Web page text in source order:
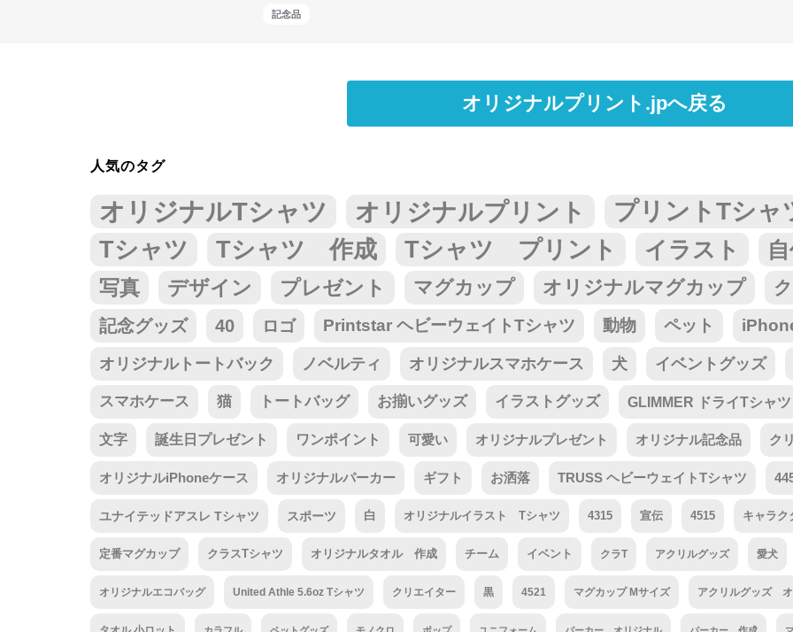
記念品
オリジナルプリント.jpへ戻る
人気のタグ
オリジナルTシャツ オリジナルプリント
プリントTシャ
Tシャツ
Tシャツ 作成 Tシャツ プリント イラスト
写真 デザイン プレゼント マグカップ オリジナルマグカップ
記念グッズ 40 ロゴ Printstar ヘビーウェイトTシャツ 動物 ペット
オリジナルトートバック ノベルティ オリジナルスマホケース 犬 イベントグッズ
スマホケース 猫 トートバッグ お揃いグッズ イラストグッズ GLIMMER ドライTシャツ
文字 誕生日プレゼント ワンポイント 可愛い オリジナルプレゼント オリジナル記念品 ク
オリジナルiPhoneケース オリジナルパーカー ギフト お洒落 TRUSS ヘビーウェイトTシャツ
ユナイテッドアスレ Tシャツ スポーツ 白 オリジナルイラスト Tシャツ 4315 宣伝 4515 キャラク
定番マグカップ クラスTシャツ オリジナルタオル 作成 チーム イベント クラT アクリルグッズ 愛犬
オリジナルエコバッグ United Athle 5.6oz Tシャツ クリエイター 黒 4521 マグカップ Mサイズ アクリルグッズ